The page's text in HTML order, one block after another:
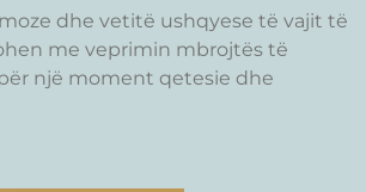
dhe vetitë ushqyese të vajit të
me veprimin mbrojtës të
një moment qetesie dhe